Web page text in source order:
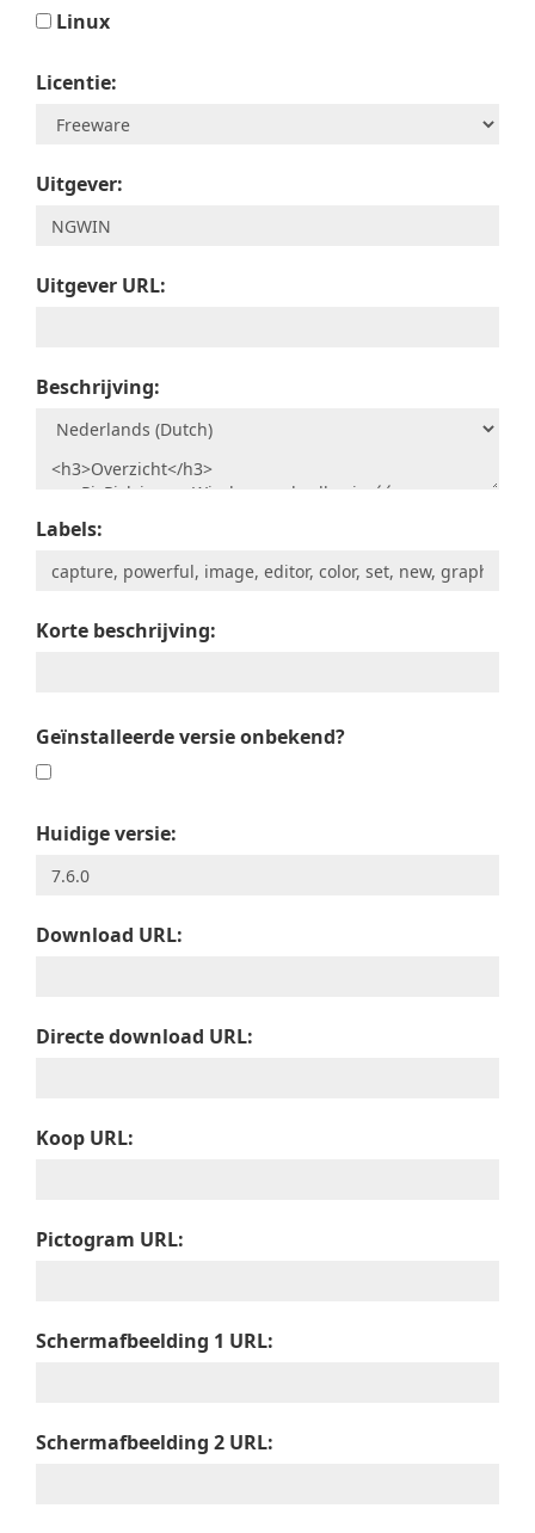
Linux
Licentie:
Uitgever:
Uitgever URL:
Beschrijving:
Labels:
Korte beschrijving:
Geïnstalleerde versie onbekend?
Huidige versie:
Download URL:
Directe download URL:
Koop URL:
Pictogram URL:
Schermafbeelding 1 URL:
Schermafbeelding 2 URL: